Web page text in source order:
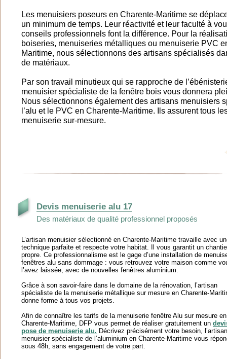
Les menuisiers poseurs en Charente-Maritime se
un minimum de temps. Leur réactivité et leur faculté à
conseils professionnels font la différence. Pour la
boiseries, menuiseries métalliques ou menuiserie PVC
Maritime, nous sélectionnons des artisans spécialisés
de matériaux.
Par son travail minutieux qui se rapproche de
menuisier spécialiste de la fenêtre bois vous donnera
Nous sélectionnons également des artisans menuisiers
l’alu et le PVC en Charente-Maritime. Ils assurent tous
menuiserie sur-mesure.
Devis menuiserie alu 17
Des matériaux de qualité professionnel proposés
L’artisan menuisier sélectionné en Charente-Maritime travaille avec
technique parfaite et respecte votre habitat. Il vous garantit un
propre. Ce professionnalisme est le gage d’une installation de
fenêtres alu sans dommage : vous retrouvez votre maison comme
l’avez laissée, avec de nouvelles fenêtres aluminium.
Grâce à son savoir-faire dans le domaine de la rénovation, l’artisan
spécialiste de la menuiserie métallique sur mesure en Charente-
donne forme à tous vos projets.
Afin de connaître les tarifs de la menuiserie fenêtre Alu sur mesure en
Charente-Maritime, DFP vous permet de réaliser gratuitement un
pose de menuiserie alu. Décrivez précisément votre besoin, l’artisan
menuisier spécialiste de l’aluminium en Charente-Maritime vous
sous 48h, sans engagement de votre part.